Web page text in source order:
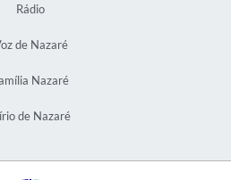
Rádio
de Nazaré
Nazaré
de Nazaré